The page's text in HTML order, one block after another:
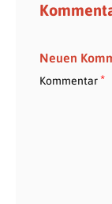
Neuen
Kommentar*